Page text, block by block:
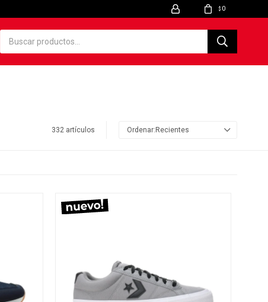
$ 0
332 artículos Recientes